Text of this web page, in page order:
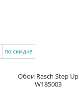
по скидке
Обои Rasch Step Up
W185003